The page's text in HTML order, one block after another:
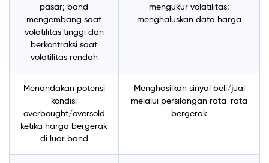
pasar; band
mengembang saat
volatilitas tinggi dan
berkontraksi saat
volatilitas rendah
mengukur volatilitas;
menghaluskan data harga
Menandakan potensi
kondisi
overbought/oversold
ketika harga bergerak
di luar band
Menghasilkan sinyal beli/jual
melalui persilangan rata-rata
bergerak